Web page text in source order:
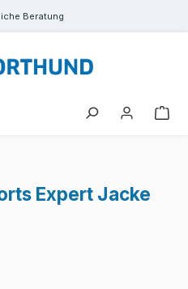
Beratung
Expert Jacke